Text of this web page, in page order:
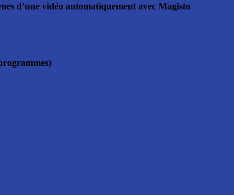
d’une vidéo automatiquement avec Magisto